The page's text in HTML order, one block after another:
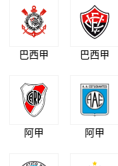
巴西甲 巴西甲
阿甲 阿甲